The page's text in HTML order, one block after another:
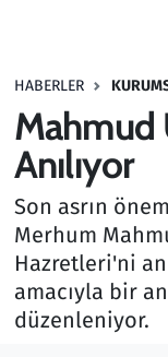
HABERLER
Mahmud
Anılıyor
Son asrın
Merhum
Hazretleri'ni
amacıyla bir
düzenleniyor.
Haber
Kültür Sanat
Kurumsal
Lezzet
Memur ve